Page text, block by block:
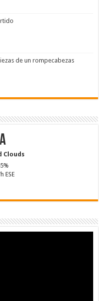
de un rompecabezas
Clouds
ESE